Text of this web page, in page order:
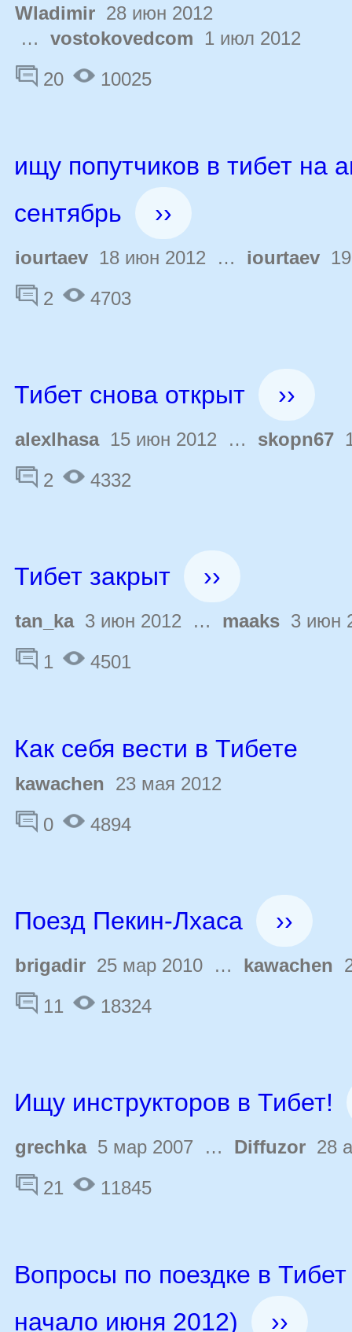
Wladimir 28 июн 2012
… vostokovedcom 1 июл 2012
20
10025
ищу попутчиков в тибет на
сентябрь
››
iourtaev 18 июн 2012 … iourtaev
2
4703
Тибет снова открыт ››
alexlhasa15 июн 2012 … skopn67
2
4332
Тибет закрыт ››
tan_ka3 июн 2012 … maaks 3 июн
1
4501
Как себя вести в Тибете
kawachen 23 мая 2012
0
4894
Поезд Пекин-Лхаса ››
brigadir 25 мар 2010 … kawachen
11
18324
Ищу инструкторов в Тибет!
grechka5 мар 2007 … Diffuzor 28
21
11845
Вопросы по поездке в
начало июня 2012)
››